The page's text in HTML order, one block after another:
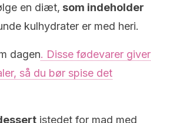
en diæt, som indeholder
kulhydrater er med heri.
dagen. Disse fødevarer giver
så du bør spise det
istedet for mad med